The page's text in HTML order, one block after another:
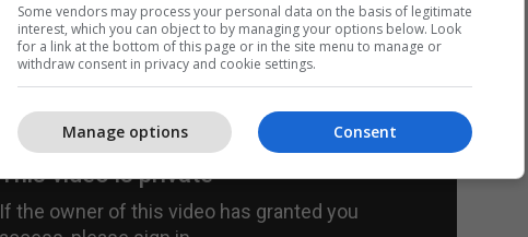
Some vendors may process your personal data on the basis of legitimate
interest, which you can object to by managing your options below. Look
for a link at the bottom of this page or in the site menu to manage or
withdraw consent in privacy and cookie settings.
Consent
Manage options